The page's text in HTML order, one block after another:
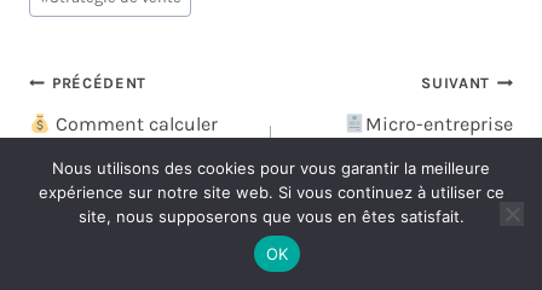
PRÉCÉDENT
Comment calculer
ses prix de vente quand
on est couturière
indépendante (sans
SUIVANT
Micro-entreprise
couture : 7 erreurs
administratives qui
peuvent couler votre
Nous utilisons des cookies pour vous garantir la meilleure
expérience sur notre site web. Si vous continuez à utiliser ce
site, nous supposerons que vous en êtes satisfait.
OK